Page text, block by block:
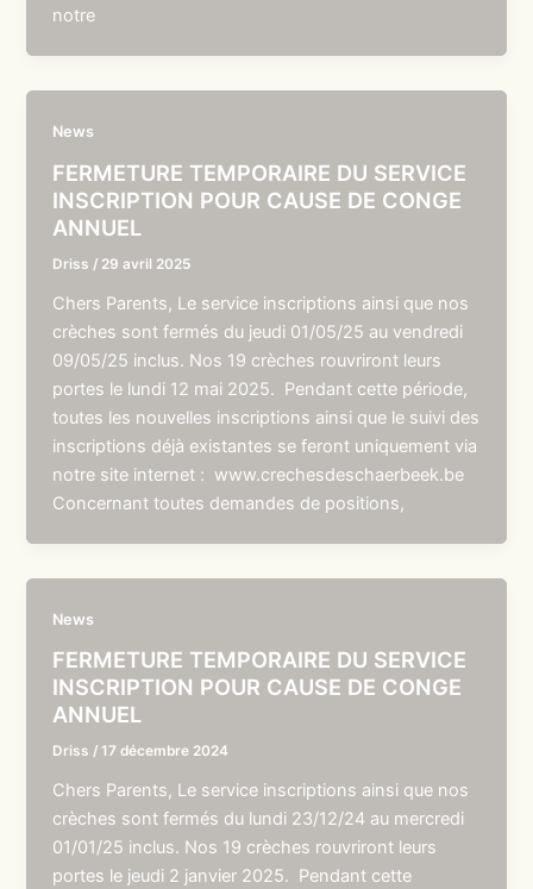
notre
News
FERMETURE TEMPORAIRE DU SERVICE
INSCRIPTION POUR CAUSE DE CONGE
ANNUEL
Driss / 29 avril 2025
Chers Parents, Le service inscriptions ainsi que nos
crèches sont fermés du jeudi 01/05/25 au vendredi
09/05/25 inclus. Nos 19 crèches rouvriront leurs
portes le lundi 12 mai 2025. Pendant cette période,
toutes les nouvelles inscriptions ainsi que le suivi des
inscriptions déjà existantes se feront uniquement via
notre site internet : www.crechesdeschaerbeek.be
Concernant toutes demandes de positions,
News
FERMETURE TEMPORAIRE DU SERVICE
INSCRIPTION POUR CAUSE DE CONGE
ANNUEL
Driss /17 décembre 2024
Chers Parents, Le service inscriptions ainsi que nos
crèches sont fermés du lundi 23/12/24 au mercredi
01/01/25 inclus. Nos 19 crèches rouvriront leurs
portes le jeudi 2 janvier 2025. Pendant cette